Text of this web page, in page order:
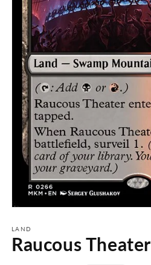
multimedia
1
en
LAND
Raucous Theater